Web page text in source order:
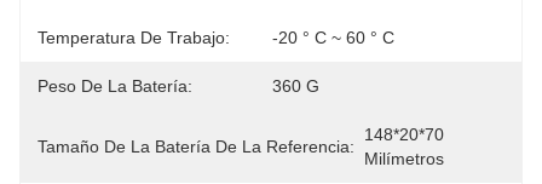
Temperatura De Trabajo: -20 ° C ~ 60 ° C
Peso De La Batería: 360 G
Tamaño De La Batería De La Referencia:
148*20*70
Milímetros